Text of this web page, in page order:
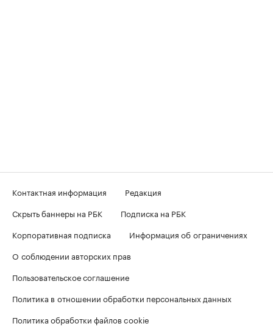
Контактная информация
Редакция
Скрыть баннеры на РБК
Подписка на РБК
Корпоративная подписка
Информация об ограничениях
О соблюдении авторских прав
Пользовательское соглашение
Политика в отношении обработки персональных данных
Политика обработки файлов cookie